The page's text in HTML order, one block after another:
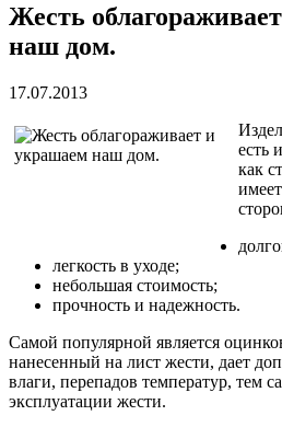
Жесть
наш дом.
17.07.2013
есть
как
легкость в уходе;
небольшая стоимость;
прочность и надежность.
Самой популярной является
нанесенный на лист жести, дает
влаги, перепадов температур, тем
эксплуатации жести.